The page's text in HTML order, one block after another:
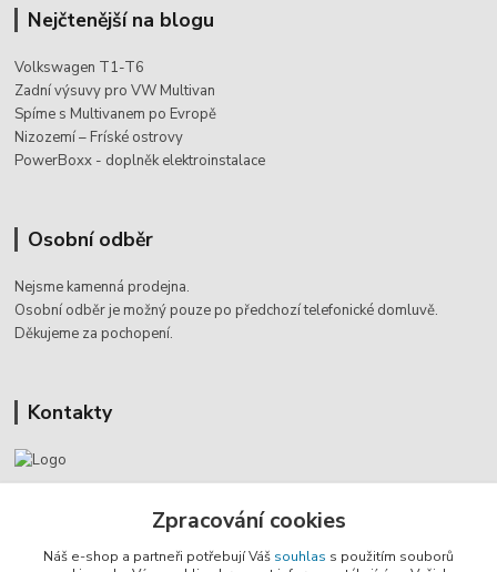
Nejčtenější na blogu
Volkswagen T1-T6
Zadní výsuvy pro VW Multivan
Spíme s Multivanem po Evropě
Nizozemí – Fríské ostrovy
PowerBoxx - doplněk elektroinstalace
Osobní odběr
Nejsme kamenná prodejna.
Osobní odběr je možný pouze po předchozí telefonické domluvě.
Děkujeme za pochopení.
Kontakty
+420 602 455 633
Zpracování cookies
Náš e-shop a partneři potřebují Váš souhlas s použitím souborů